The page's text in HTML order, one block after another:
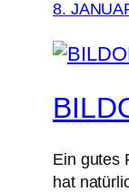
8.
Ein gutes
hat